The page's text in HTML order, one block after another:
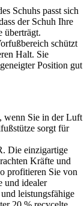
Schuhs passt sich
der Schuh Ihre
überträgt.
schützt
Halt. Sie
Position gut
wenn Sie in der Luft
sorgt für
Die einzigartige
Kräfte und
profitieren Sie von
und idealer
leistungsfähige